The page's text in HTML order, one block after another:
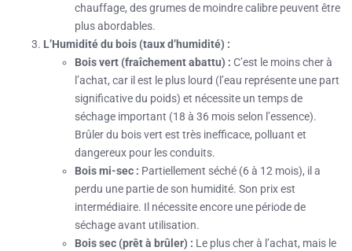
chauffage, des grumes de moindre calibre peuvent être
plus abordables.
L’Humidité du bois (taux d’humidité) :
Bois vert (fraîchement abattu) : C’est le moins cher à
l’achat, car il est le plus lourd (l’eau représente une part
significative du poids) et nécessite un temps de
séchage important (18 à 36 mois selon l’essence).
Brûler du bois vert est très inefficace, polluant et
dangereux pour les conduits.
Bois mi-sec : Partiellement séché (6 à 12 mois), il a
perdu une partie de son humidité. Son prix est
intermédiaire. Il nécessite encore une période de
séchage avant utilisation.
Bois sec (prêt à brûler) : Le plus cher à l’achat, mais le